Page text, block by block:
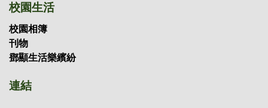
校園生活
校園相簿
刊物
鄧顯生活樂繽紛
連結